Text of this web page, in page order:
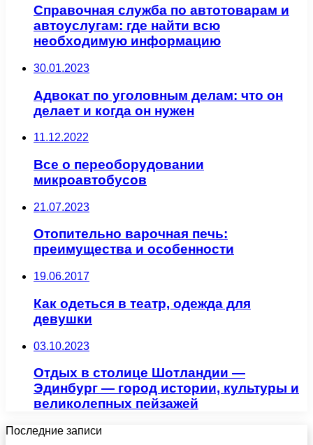
Справочная служба по автотоварам и
автоуслугам: где найти всю
необходимую информацию
30.01.2023
Адвокат по уголовным делам: что он
делает и когда он нужен
11.12.2022
Все о переоборудовании
микроавтобусов
21.07.2023
Отопительно варочная печь:
преимущества и особенности
19.06.2017
Как одеться в театр, одежда для
девушки
03.10.2023
Отдых в столице Шотландии —
Эдинбург — город истории, культуры и
великолепных пейзажей
Последние записи